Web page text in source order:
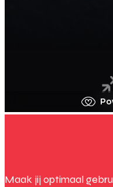
Maak jij optimaal